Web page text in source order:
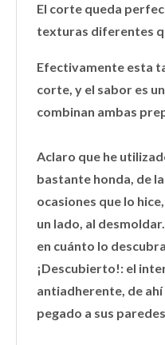
El corte queda
texturas diferentes
Efectivamente esta
corte, y el sabor es
combinan ambas
Aclaro que he
bastante honda, de
ocasiones que lo
un lado, al
en cuánto lo
¡Descubierto!: el
antiadherente, de ahí
pegado a sus